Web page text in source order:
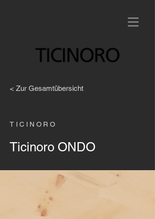
< Zur Gesamtübersicht
TICINORO
Ticinoro ONDO